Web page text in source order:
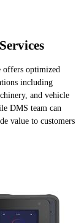
offers optimized
including
and vehicle
DMS team can
value to customers